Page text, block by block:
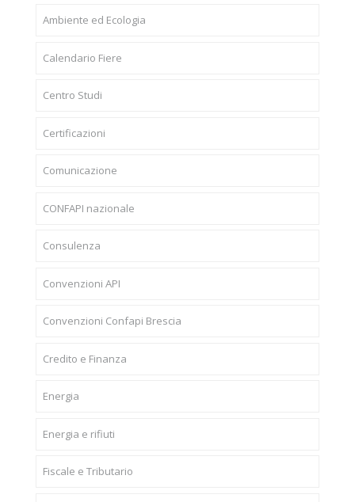
Ambiente ed Ecologia
Calendario Fiere
Centro Studi
Certificazioni
Comunicazione
CONFAPI nazionale
Consulenza
Convenzioni API
Convenzioni Confapi Brescia
Credito e Finanza
Energia
Energia e rifiuti
Fiscale e Tributario